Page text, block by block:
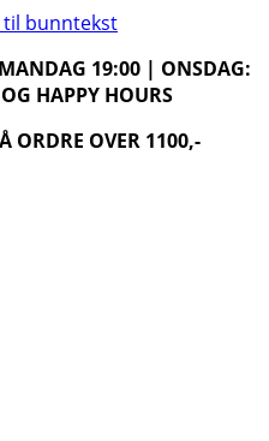
til bunntekst
19:00 | ONSDAG:
HAPPY HOURS
ORDRE OVER 1100,-